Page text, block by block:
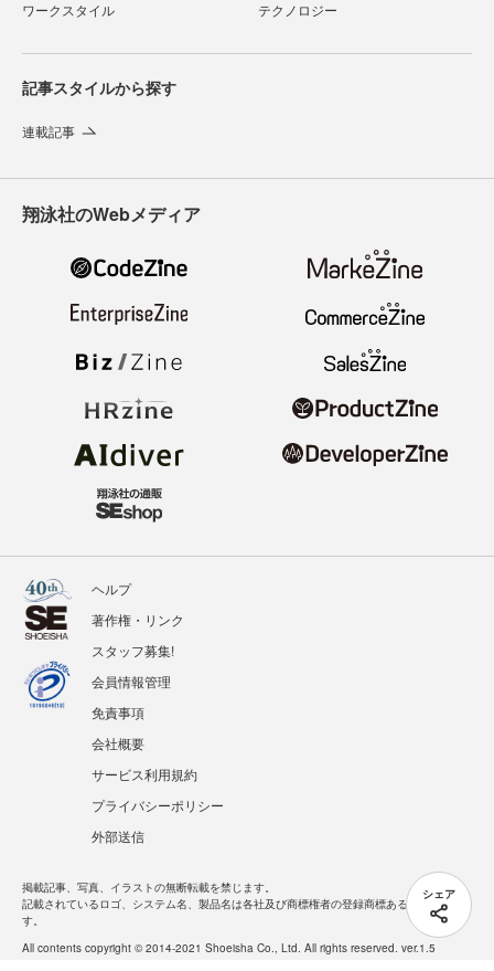
シェア
ワークスタイル テクノロジー
記事スタイルから探す
連載記事
翔泳社のWebメディア
ヘルプ
著作権・リンク
スタッフ募集!
会員情報管理
免責事項
会社概要
サービス利用規約
プライバシーポリシー
外部送信
掲載記事、写真、イラストの無断転載を禁じます。
記載されているロゴ、システム名、製品名は各社及び商標権者の登録商標あるいは商標で
す。
All contents copyright © 2014-2021 Shoeisha Co., Ltd. All rights reserved. ver.1.5